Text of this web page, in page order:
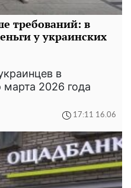
требований: в
у украинских
в
2026 года
17:11 16.06